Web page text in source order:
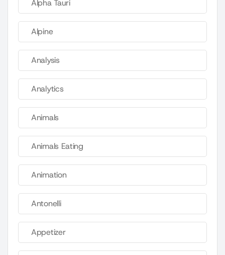
Alpha Tauri
Alpine
Analysis
Analytics
Animals
Animals Eating
Animation
Antonelli
Appetizer